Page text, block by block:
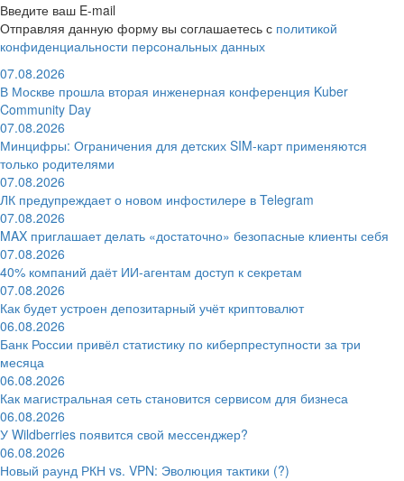
Введите ваш E-mail
Отправляя данную форму вы соглашаетесь с политикой
конфиденциальности персональных данных
07.08.2026
В Москве прошла вторая инженерная конференция Kuber
Community Day
07.08.2026
Минцифры: Ограничения для детских SIM-карт применяются
только родителями
07.08.2026
ЛК предупреждает о новом инфостилере в Telegram
07.08.2026
MAX приглашает делать «достаточно» безопасные клиенты себя
07.08.2026
40% компаний даёт ИИ‑агентам доступ к секретам
07.08.2026
Как будет устроен депозитарный учёт криптовалют
06.08.2026
Банк России привёл статистику по киберпреступности за три
месяца
06.08.2026
Как магистральная сеть становится сервисом для бизнеса
06.08.2026
У Wildberries появится свой мессенджер?
06.08.2026
Новый раунд РКН vs. VPN: Эволюция тактики (?)